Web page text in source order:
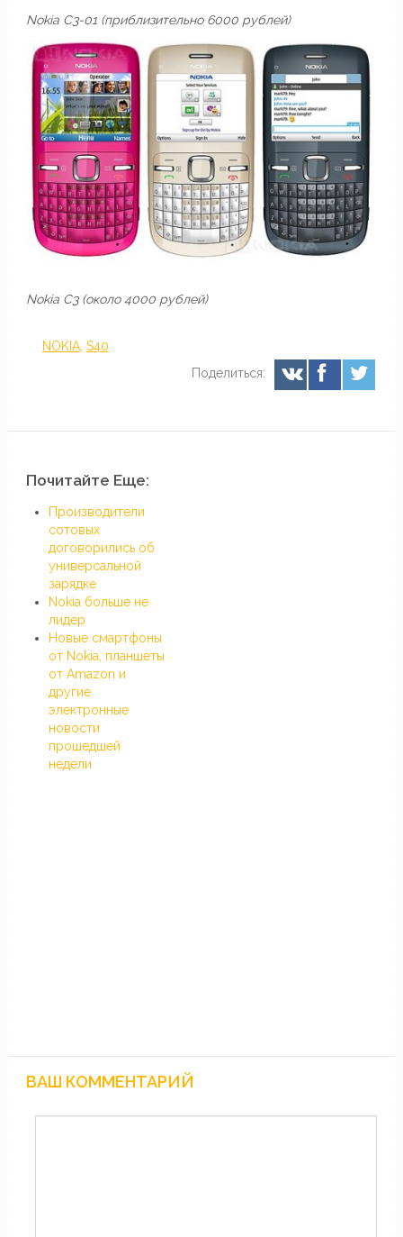
Nokia C3-01 (приблизительно 6000 рублей)
Nokia C3 (около 4000 рублей)
NOKIA, S40
Поделиться:
Почитайте Еще:
Производители
сотовых
договорились об
универсальной
зарядке
Nokia больше не
лидер
Новые смартфоны
от Nokia, планшеты
от Amazon и
другие
электронные
новости
прошедшей
недели
ВАШ КОММЕНТАРИЙ